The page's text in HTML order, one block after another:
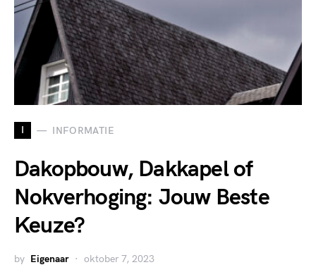
I INFORMATIE
Dakopbouw, Dakkapel of
Nokverhoging: Jouw Beste
Keuze?
by Eigenaar oktober 7, 2023